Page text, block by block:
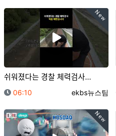
New
쉬워졌다는 경찰 체력검사…
등록일
06:10 등록자
ekbs뉴스팀
New